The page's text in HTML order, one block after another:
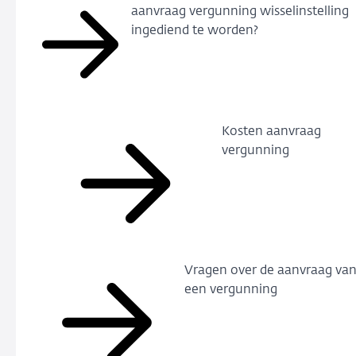
aanvraag vergunning wisselinstelling
ingediend te worden?
Kosten aanvraag
vergunning
Vragen over de aanvraag van
een vergunning